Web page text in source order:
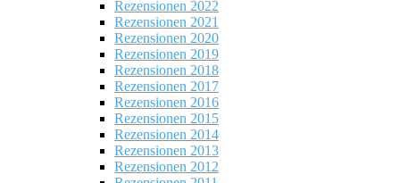
Rezensionen 2022
Rezensionen 2021
Rezensionen 2020
Rezensionen 2019
Rezensionen 2018
Rezensionen 2017
Rezensionen 2016
Rezensionen 2015
Rezensionen 2014
Rezensionen 2013
Rezensionen 2012